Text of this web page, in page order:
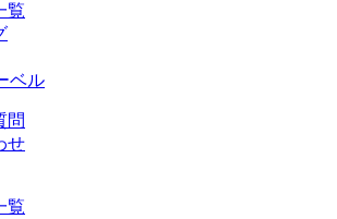
覧
ベル
問
せ
覧